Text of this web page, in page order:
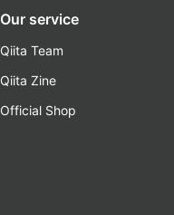
Our service
Qiita Team
Qiita Zine
Official Shop